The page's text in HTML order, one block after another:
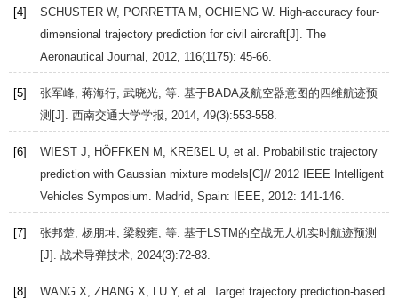
[4] SCHUSTER W, PORRETTA M OCHIENG W. High-accuracy four-
dimensional trajectory prediction for civil aircraft[J]. The
Aeronautical Journal
2012 116(1175): 45-66.
[5]
张军峰, 蒋海行, 武晓光, 等. 基于BADA及航空器意图的四维航迹预
测[J]. 西南交通大学学报 2014 49(3):553-558.
[6] WIEST J HÖFFKEN M KREßEL U , et al. Probabilistic trajectory
prediction with Gaussian mixture models[C]// 2012 IEEE Intelligent
Vehicles Symposium. Madrid , Spain: IEEE, 2012: 141-146.
[7]
张邦楚, 杨朋坤, 梁毅雍, 等. 基于LSTM的空战无人机实时航迹预测
[J]. 战术导弹技术 2024(3):72-83.
[8] WANG X ZHANG X LU Y, et al. Target trajectory prediction-based